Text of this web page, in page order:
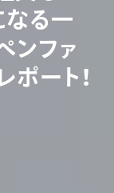
なる一
ンフ ァ
レポー ト ！